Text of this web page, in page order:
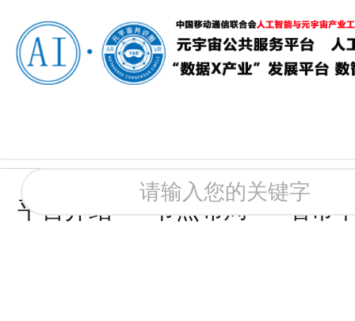
平台介绍 节点布局 省市